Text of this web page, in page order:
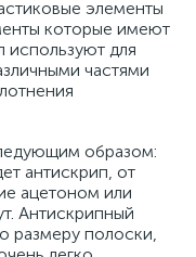
элементы
которые имеют
используют для
частями
образом:
антискрип, от
ацетоном или
Антискрипный
размеру полоски,